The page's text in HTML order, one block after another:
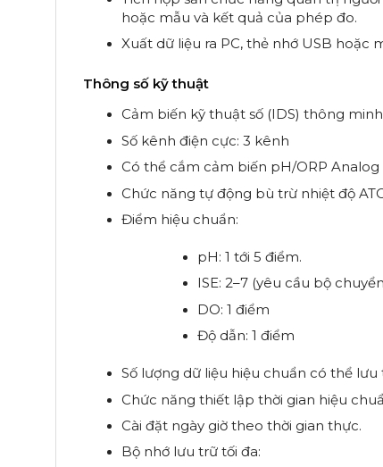
hoặc mẫu và kết quả của phép đo.
Xuất dữ liệu ra PC, thẻ nhớ USB hoặc
Thông số kỹ thuật
Cảm biến kỹ thuật số (IDS) thông minh
Số kênh điện cực: 3 kênh
Có thể cắm cảm biến pH/ORP
Chức năng tự động bù trừ nhiệt độ
Điểm hiệu chuẩn:
pH: 1 tới 5 điểm.
ISE: 2–7 (yêu cầu bộ
DO: 1 điểm
Độ dẫn: 1 điểm
Số lượng dữ liệu hiệu chuẩn có thể lưu
Chức năng thiết lập thời gian hiệu
Cài đặt ngày giờ theo thời gian thực.
Bộ nhớ lưu trữ tối đa: